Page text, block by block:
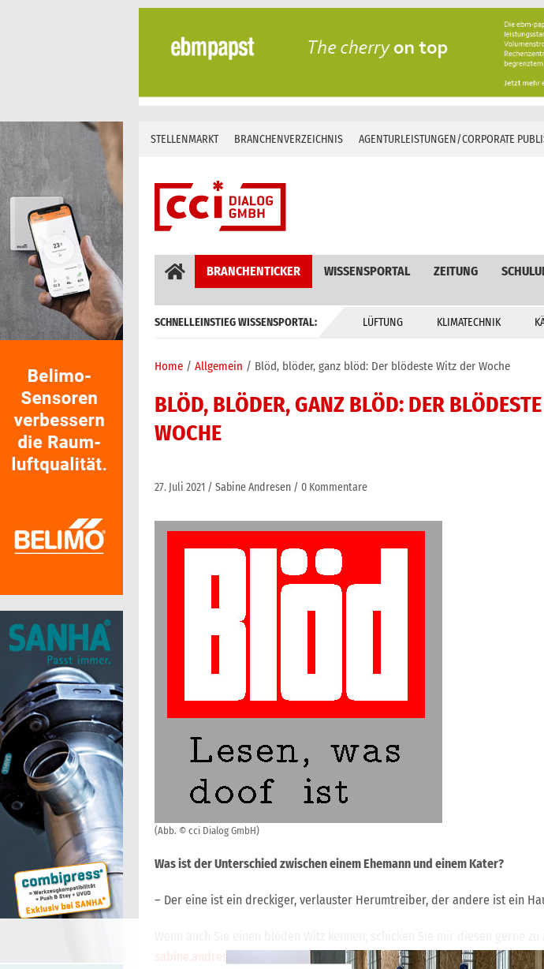
Skip
content
STELLENMARKT BRANCHENVERZEICHNIS AGENTURLEISTUNGEN/CORPORATE
BRANCHENTICKER WISSENSPORTAL ZEITUNG
SCHNELLEINSTIEG WISSENSPORTAL: LÜFTUNG KLIMATECHNIK
Home Allgemein Blöd, blöder, ganz blöd: Der blödeste Witz der Woche
BLÖD, BLÖDER, GANZ BLÖD: DER
WOCHE
27. Juli 2021 Sabine Andresen 0 Kommentare
(Abb. © cci Dialog GmbH)
Was ist der Unterschied zwischen einem Ehemann und einem Kater?
– Der eine ist ein dreckiger, verlauster Herumtreiber, der andere ist ein
sabine.andresen@cci-dialog.de